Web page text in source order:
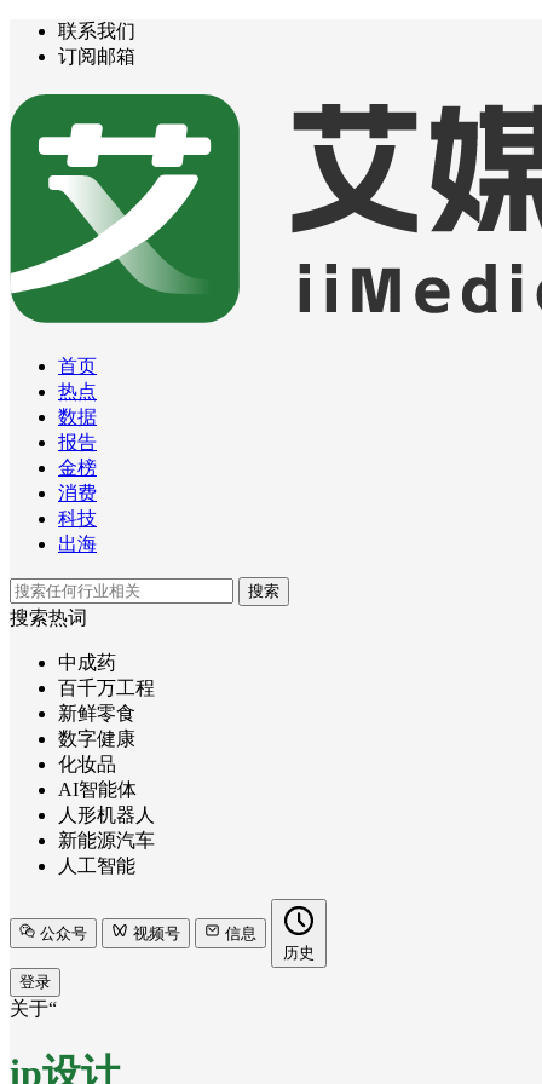
联系我们
订阅邮箱
首页
热点
数据
报告
金榜
消费
科技
出海
搜索
搜索热词
中成药
百千万工程
新鲜零食
数字健康
化妆品
AI智能体
人形机器人
新能源汽车
人工智能
公众号 视频号
信息
历史
登录
关于“
ip设计